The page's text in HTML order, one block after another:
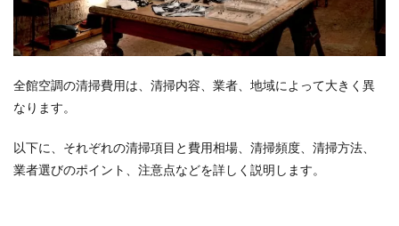
全館空調の清掃費用は、清掃内容、業者、地域によって大きく異
なります。
以下に、それぞれの清掃項目と費用相場、清掃頻度、清掃方法、
業者選びのポイント、注意点などを詳しく説明します。